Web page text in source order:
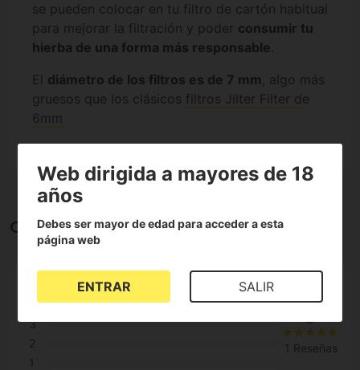
se pueden colocar en tu filtro de cartón habitual
para mejorar la filtración y poder consumir tu
hierba de una forma más responsable.
El diámetro de los filtros es de 7 mm , algo más
gruesos que los clásicos filtros Jilter Filter de
6mm
Opiniones sobre Fat Jilter Filter 7mm
3
2
5
1 Reseñas
Web dirigida a mayores de 18
años
Debes ser mayor de edad para acceder a esta
página web
ENTRAR SALIR